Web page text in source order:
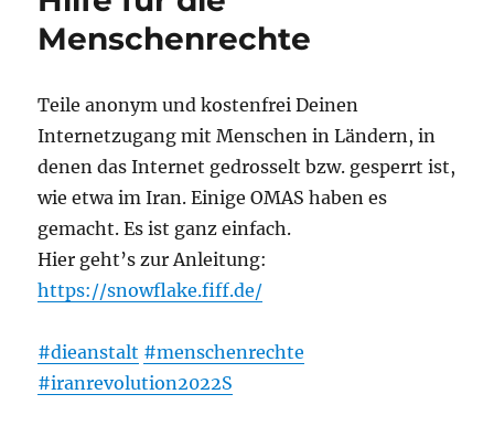
Menschenrechte
Teile anonym und kostenfrei Deinen
Internetzugang mit Menschen in Ländern, in
denen das Internet gedrosselt bzw. gesperrt ist,
wie etwa im Iran. Einige OMAS haben es
gemacht. Es ist ganz einfach.
Hier geht’s zur Anleitung:
https://snowflake.fiff.de/
#dieanstalt #menschenrechte
#iranrevolution2022S